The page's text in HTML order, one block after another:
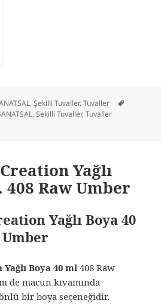
,Şekilli Tuvaller,Tuvaller
,Şekilli Tuvaller,Tuvaller
cm. için
Yağlı
408 Raw Umber
Yağlı Boya 40
Umber
Boya 40 ml 408 Raw
de macun kıvamında
bir boya seçeneğidir.